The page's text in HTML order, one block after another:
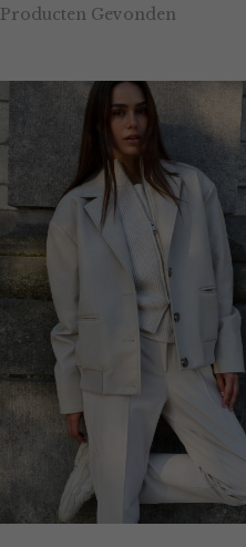
Producten Gevonden